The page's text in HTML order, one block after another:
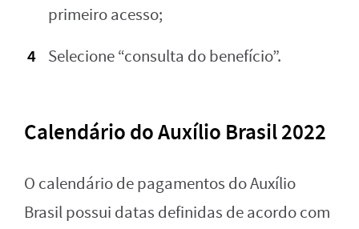
primeiro acesso;
Selecione “consulta do benefício”.
Calendário do Auxílio Brasil 2022
O calendário de pagamentos do Auxílio
Brasil possui datas definidas de acordo com